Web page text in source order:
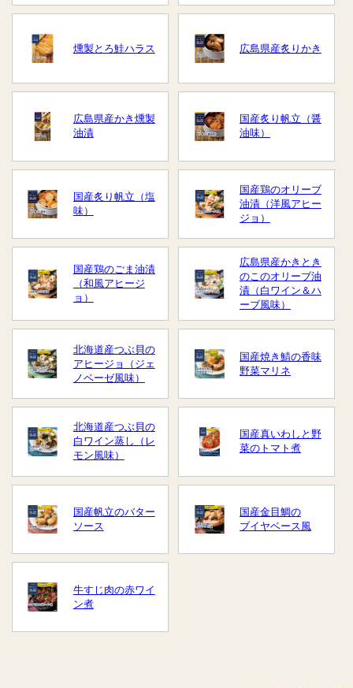
燻製とろ鮭ハラス 広島県産炙りかき
広島県産かき燻製
油漬
国産炙り帆立（醤
油味）
国産炙り帆立（塩
味）
国産鶏のオリーブ
油漬（洋風アヒー
ジョ）
国産鶏のごま油漬
（和風アヒージ
ョ）
広島県産かきとき
のこのオリーブ油
漬（白ワイン＆ハ
ーブ風味）
北海道産つぶ貝の
アヒージョ（ジェ
ノベーゼ風味）
国産焼き鯖の香味
野菜マリネ
北海道産つぶ貝の
白ワイン蒸し（レ
モン風味）
国産真いわしと野
菜のトマト煮
国産帆立のバター
ソース
国産金目鯛の
ブイヤベース風
牛すじ肉の赤ワイ
ン煮